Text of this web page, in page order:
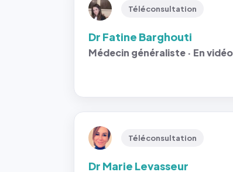
Téléconsultation
Dr Fatine Barghouti
Médecin généraliste · En vidéo
Téléconsultation
Dr Marie Levasseur